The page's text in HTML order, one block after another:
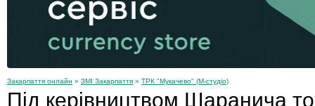
Закарпаття онлайн » ЗМІ Закарпаття » ТРК "Мукачево" (М-студіо)
Під керівництвом Шаранича